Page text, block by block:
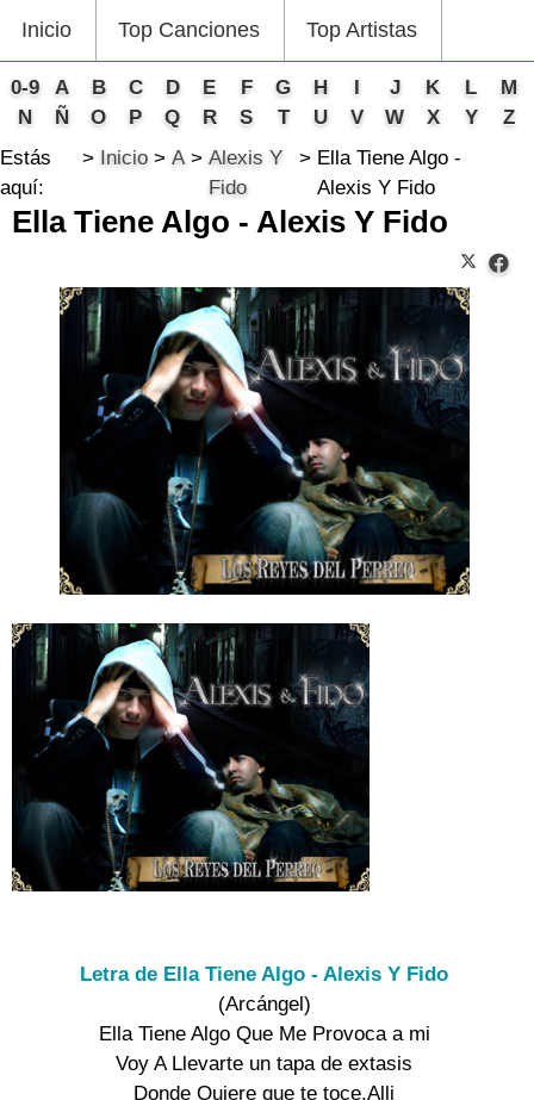
Inicio Top Canciones Top Artistas
0-9 A B C D E F G H I J K L
M
N
Ñ O P Q R S T U V W X Y
Z
Estás
aquí:
Inicio A
Alexis Y
Fido
Ella Tiene Algo -
Alexis Y Fido
Ella Tiene Algo - Alexis Y Fido
Letra de Ella Tiene Algo - Alexis Y Fido
(Arcángel)
Ella Tiene Algo Que Me Provoca a mi
Voy A Llevarte un tapa de extasis
Donde Quiere que te toce,Alli